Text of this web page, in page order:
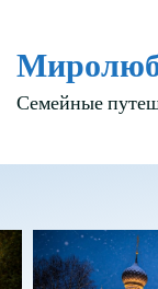
Семейные